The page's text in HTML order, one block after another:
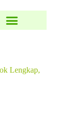
Lengkap,